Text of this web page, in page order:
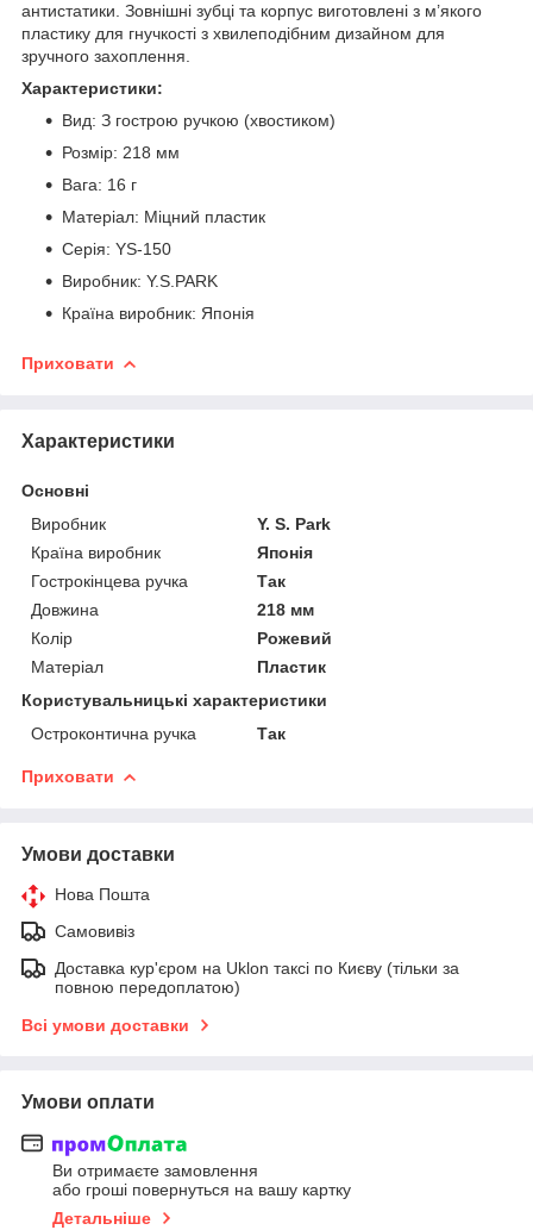
антистатики. Зовнішні зубці та корпус виготовлені з м’якого
пластику для гнучкості з хвилеподібним дизайном для
зручного захоплення.
Характеристики:
Вид: З гострою ручкою (хвостиком)
Розмір: 218 мм
Вага: 16 г
Матеріал: Міцний пластик
Серія: YS-150
Виробник: Y.S.PARK
Країна виробник: Японія
Приховати
Характеристики
Основні
Виробник
Y. S. Park
Країна виробник
Японія
Гострокінцева ручка
Так
Довжина
218 мм
Колір
Рожевий
Матеріал
Пластик
Користувальницькі характеристики
Остроконтична ручка
Так
Приховати
Умови доставки
Нова Пошта
Самовивіз
Доставка кур'єром на Uklon таксі по Києву (тільки за
повною передоплатою)
Всі умови доставки
Умови оплати
Ви отримаєте замовлення
або гроші повернуться на вашу картку
Детальніше